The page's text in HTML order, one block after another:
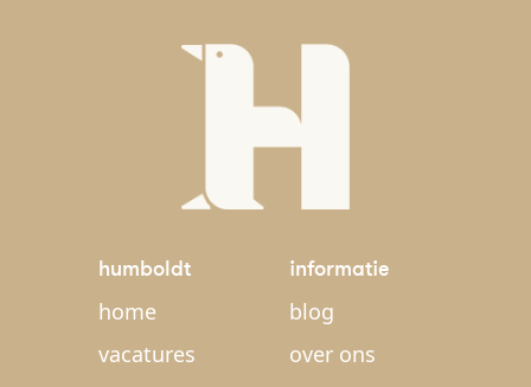
humboldt
home
vacatures
informatie
blog
over ons